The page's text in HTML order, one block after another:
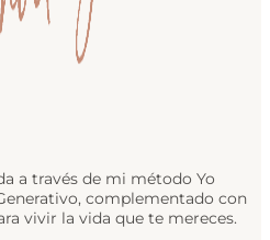
a través de mi método Yo
complementado con
vivir la vida que te mereces.